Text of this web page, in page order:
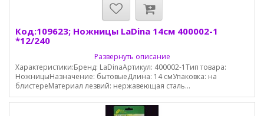
Код:109623; Ножницы LaDina 14см 400002-1
*12/240
Развернуть описание
Характеристики:Бренд: LaDinaАртикул: 400002-1Тип товара:
НожницыНазначение: бытовыеДлина: 14 смУпаковка: на
блистереМатериал лезвий: нержавеющая сталь...